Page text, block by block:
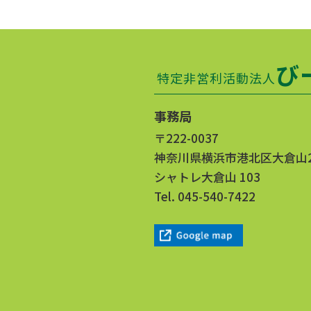
特定非営利活動法人び
事務局
〒222-0037
神奈川県横浜市港北区大倉
シャトレ大倉山 103
Tel. 045-540-7422